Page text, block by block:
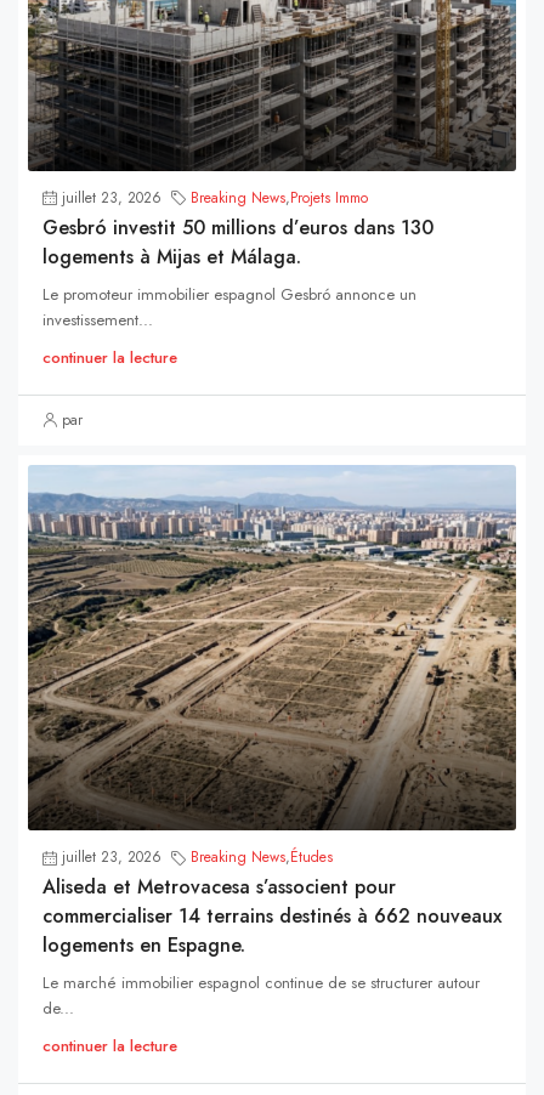
juillet 23, 2026 Breaking News,Projets Immo
Gesbró investit 50 millions d’euros dans 130
logements à Mijas et Málaga.
Le promoteur immobilier espagnol Gesbró annonce un
investissement...
continuer la lecture
par
juillet 23, 2026 Breaking News,Études
Aliseda et Metrovacesa s’associent pour
commercialiser 14 terrains destinés à 662 nouveaux
logements en Espagne.
Le marché immobilier espagnol continue de se structurer autour
de...
continuer la lecture